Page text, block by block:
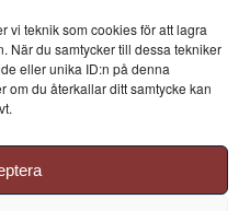
vi teknik som cookies för att lagra
När du samtycker till dessa tekniker
eller unika ID:n på denna
om du återkallar ditt samtycke kan